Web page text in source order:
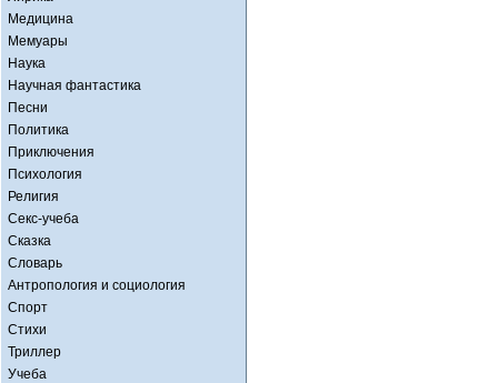
Медицина
Мемуары
Наука
Научная фантастика
Песни
Политика
Приключения
Психология
Религия
Секс-учеба
Сказка
Словарь
Антропология и социология
Спорт
Стихи
Триллер
Учеба